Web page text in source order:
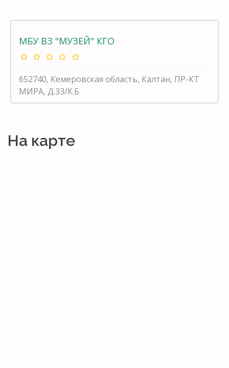
МБУ ВЗ "МУЗЕЙ" КГО
652740, Кемеровская область, Калтан, ПР-КТ
МИРА, Д.33/К.Б
На карте